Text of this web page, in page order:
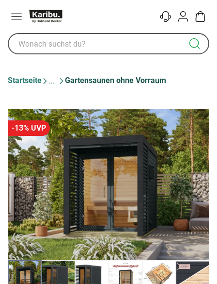
KontaktKonto
Startseite Gartensaunen ohne Vorraum
-13% UVP